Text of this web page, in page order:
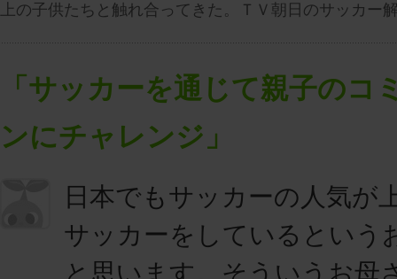
上の子供たちと触れ合ってきた。ＴＶ朝日のサッカー
「サッカーを通じて親子のコ
ンにチャレンジ」
日本でもサッカーの人気が
サッカーをしているという
と思います。そういうお母